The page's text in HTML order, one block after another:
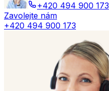
+420 494 900 173
Zavolejte nám
+420 494 900 173